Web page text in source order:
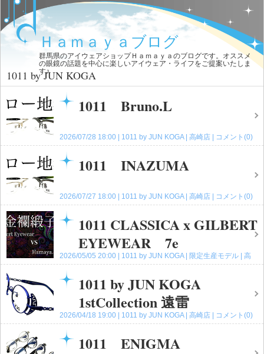
Ｈａｍａｙａブログ
群馬県のアイウェアショップＨａｍａｙａのブログです。オススメ
の眼鏡の話題を中心に楽しいアイウェア・ライフをご提案いたしま
す♪
1011 by JUN KOGA
1011 Bruno.L
2026/07/28 18:00 1011 by JUN KOGA 高崎店 コメント(0)
1011 INAZUMA
2026/07/27 18:00 1011 by JUN KOGA 高崎店 コメント(0)
1011 CLASSICA x GILBERT
EYEWEAR 7e
2026/05/05 20:00 1011 by JUN KOGA 限定生産モデル
高
崎店
コメント(0)
1011 by JUN KOGA
1stCollection 遠雷
2026/04/18 19:00 1011 by JUN KOGA 高崎店 コメント(0)
1011 ENIGMA